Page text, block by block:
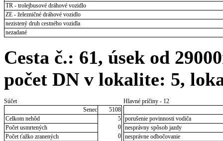
TR - trolejbusové dráhové vozidlo
ZE - železničné dráhové vozidlo
nezistený druh cestného vozidla
nezadané
Cesta č.: 61, úsek od
počet DN v lokalite: 5,
Súčet
Senec
5108
Celkom nehôd
5
Počet usmrtených
0
Počet ťažko zranených
0
Hlavné príčiny - 12
porušenie povinnosti vodiča
nesprávny spôsob jazdy
nesprávne odbočovanie